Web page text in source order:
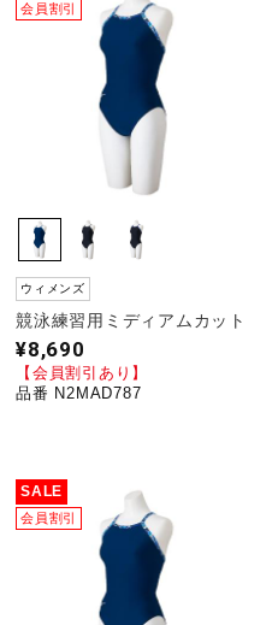
会員割引
ウィメンズ
競泳練習用ミディアムカット
¥8,690
【会員割引あり】
品番 N2MAD787
SALE
会員割引